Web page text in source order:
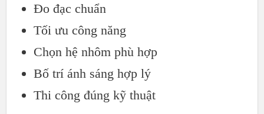
Đo đạc chuẩn
Tối ưu công năng
Chọn hệ nhôm phù hợp
Bố trí ánh sáng hợp lý
Thi công đúng kỹ thuật